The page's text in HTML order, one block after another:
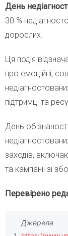
День
30 %
дорослих.
Ця подія
про емоційні,
підтримці та
День
заходів,
та кампанії зі
Перевірено